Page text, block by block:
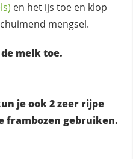
en het ijs toe en klop
mengsel.
melk toe.
je ook 2 zeer rijpe
frambozen gebruiken.